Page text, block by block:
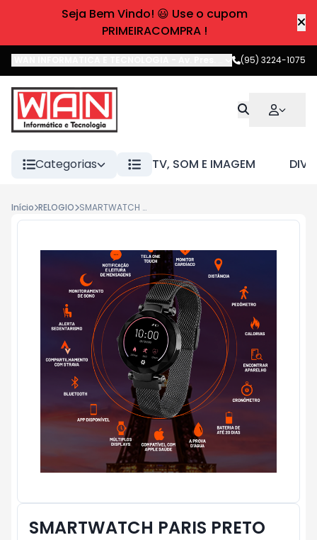
Seja Bem Vindo! 😃 Use o cupom
PRIMEIRACOMPRA !
Av. Pres. Castelo Branco,Boa
(95) 3224-1075
Categorias TV, SOM E IMAGEM
Início RELOGIO SMARTWATCH PARIS PRETO HR LEITURA DE MSG ES267
SMARTWATCH PARIS PRETO